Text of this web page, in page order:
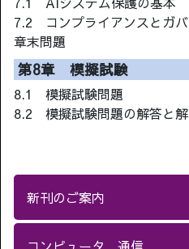
7.2 コンプライアンスとガバ
章末問題
第8章 模擬試験
8.1 模擬試験問題
8.2 模擬試験問題の解答と
新刊のご案内